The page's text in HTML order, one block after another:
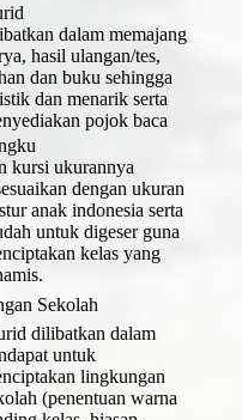
dalam memajang
hasil ulangan/tes,
dan buku sehingga
dan menarik serta
pojok baca
kursi ukurannya
dengan ukuran
anak indonesia serta
untuk digeser guna
kelas yang
Sekolah
dilibatkan dalam
untuk
lingkungan
(penentuan warna